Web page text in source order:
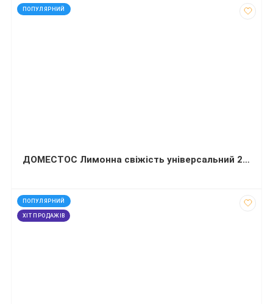
ПОПУЛЯРНИЙ
код: 12138
ДОМЕСТОС Лимонна свіжість універсальний 24 год 1 л
ПОПУЛЯРНИЙ
ХІТ ПРОДАЖІВ
код: 40756